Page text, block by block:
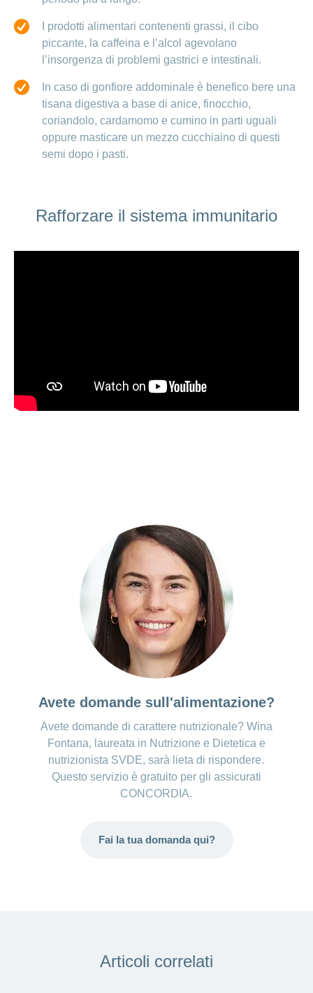
I prodotti alimentari contenenti grassi, il cibo
piccante, la caffeina e l’alcol agevolano
l’insorgenza di problemi gastrici e intestinali.
In caso di gonfiore addominale è benefico bere una
tisana digestiva a base di anice, finocchio,
coriandolo, cardamomo e cumino in parti uguali
oppure masticare un mezzo cucchiaino di questi
semi dopo i pasti.
Rafforzare il sistema immunitario
Avete domande sull'alimentazione?
Avete domande di carattere nutrizionale? Wina
Fontana, laureata in Nutrizione e Dietetica e
nutrizionista SVDE, sarà lieta di rispondere.
Questo servizio è gratuito per gli assicurati
CONCORDIA.
Fai la tua domanda qui?
Articoli correlati